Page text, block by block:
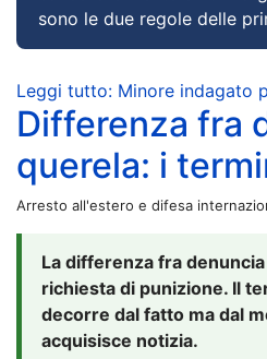
sono le due regole delle
Leggi tutto: Minore indagato
Differenza fra
querela: i
Arresto all'estero e difesa
La differenza fra
richiesta di punizione. Il
decorre dal fatto ma dal
acquisisce notizia.